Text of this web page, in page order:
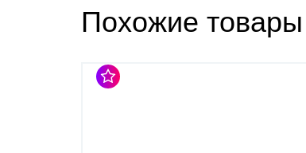
Похожие товары